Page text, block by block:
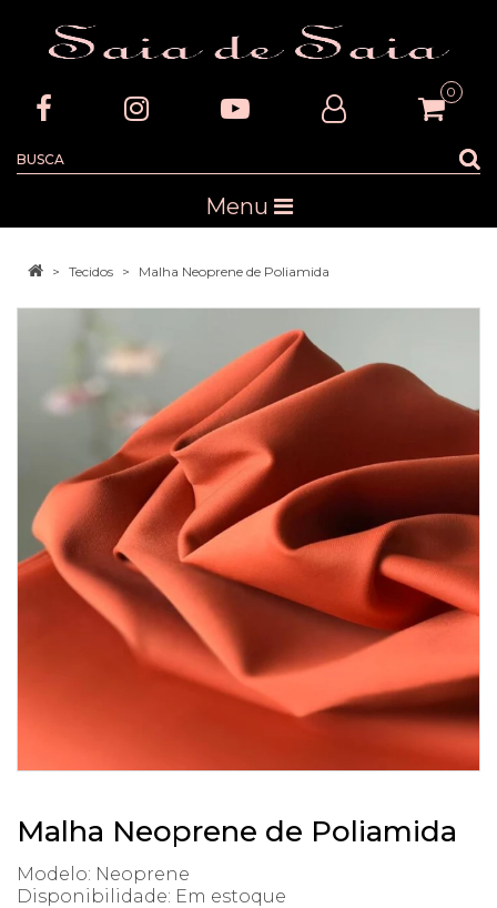
0
Menu
Tecidos Malha Neoprene de Poliamida
Malha Neoprene de Poliamida
Modelo: Neoprene
Disponibilidade: Em estoque